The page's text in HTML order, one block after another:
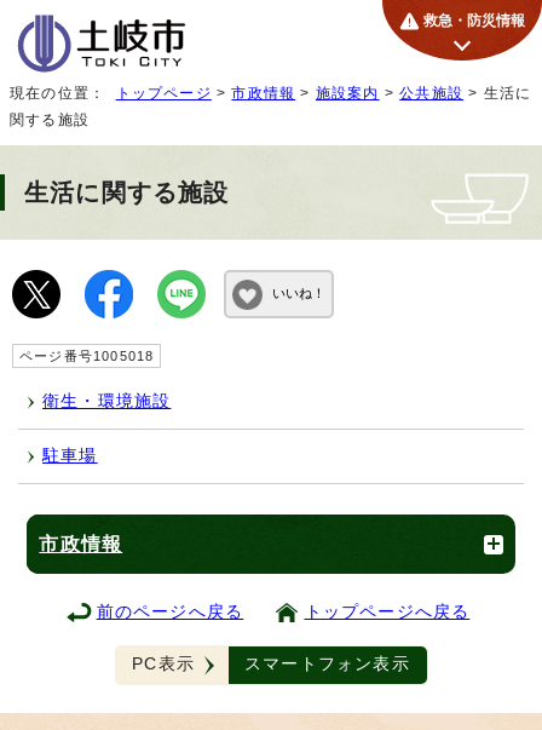
救急・防災情報
現在の位置： トップページ >市政情報 > 施設案内 >公共施設 > 生活に
関する施設
生活に関する施設
いいね！
ページ番号1005018
衛生・環境施設
駐車場
市政情報
前のページへ戻る トップページへ戻る
PC表示 スマートフォン表示